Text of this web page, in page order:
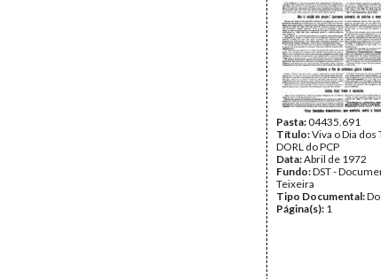
Pasta:04435.691
Título:Viva o Dia
DORL do PCP
Data:Abril de 1972
Fundo:DST -
Teixeira
Tipo Documental:
Página(s): 1